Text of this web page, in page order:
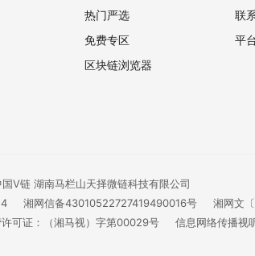
热门严选
免费专区
区块链浏览器
联
平
V链 湖南马栏山天择微链科技有限公司
湘网信备43010522727419490016号
湘网文
可证：（湘马视）字第00029号 信息网络传播视